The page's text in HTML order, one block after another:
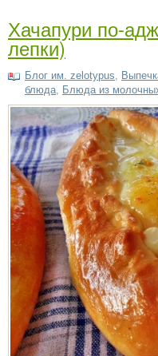
Хачапури по-
лепки)
Блог им. zelotypus,
блюда, Блюда из